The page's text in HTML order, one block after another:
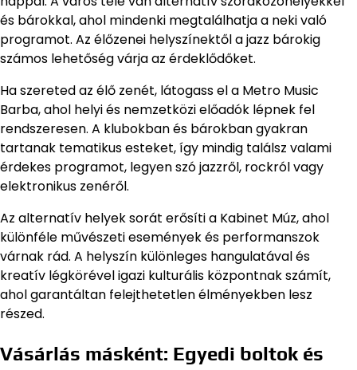
és bárokkal, ahol mindenki megtalálhatja a neki való
programot. Az élőzenei helyszínektől a jazz bárokig
számos lehetőség várja az érdeklődőket.
Ha szereted az élő zenét, látogass el a Metro Music
Barba, ahol helyi és nemzetközi előadók lépnek fel
rendszeresen. A klubokban és bárokban gyakran
tartanak tematikus esteket, így mindig találsz valami
érdekes programot, legyen szó jazzről, rockról vagy
elektronikus zenéről.
Az alternatív helyek sorát erősíti a Kabinet Múz, ahol
különféle művészeti események és performanszok
várnak rád. A helyszín különleges hangulatával és
kreatív légkörével igazi kulturális központnak számít,
ahol garantáltan felejthetetlen élményekben lesz
részed.
Vásárlás másként: Egyedi boltok és